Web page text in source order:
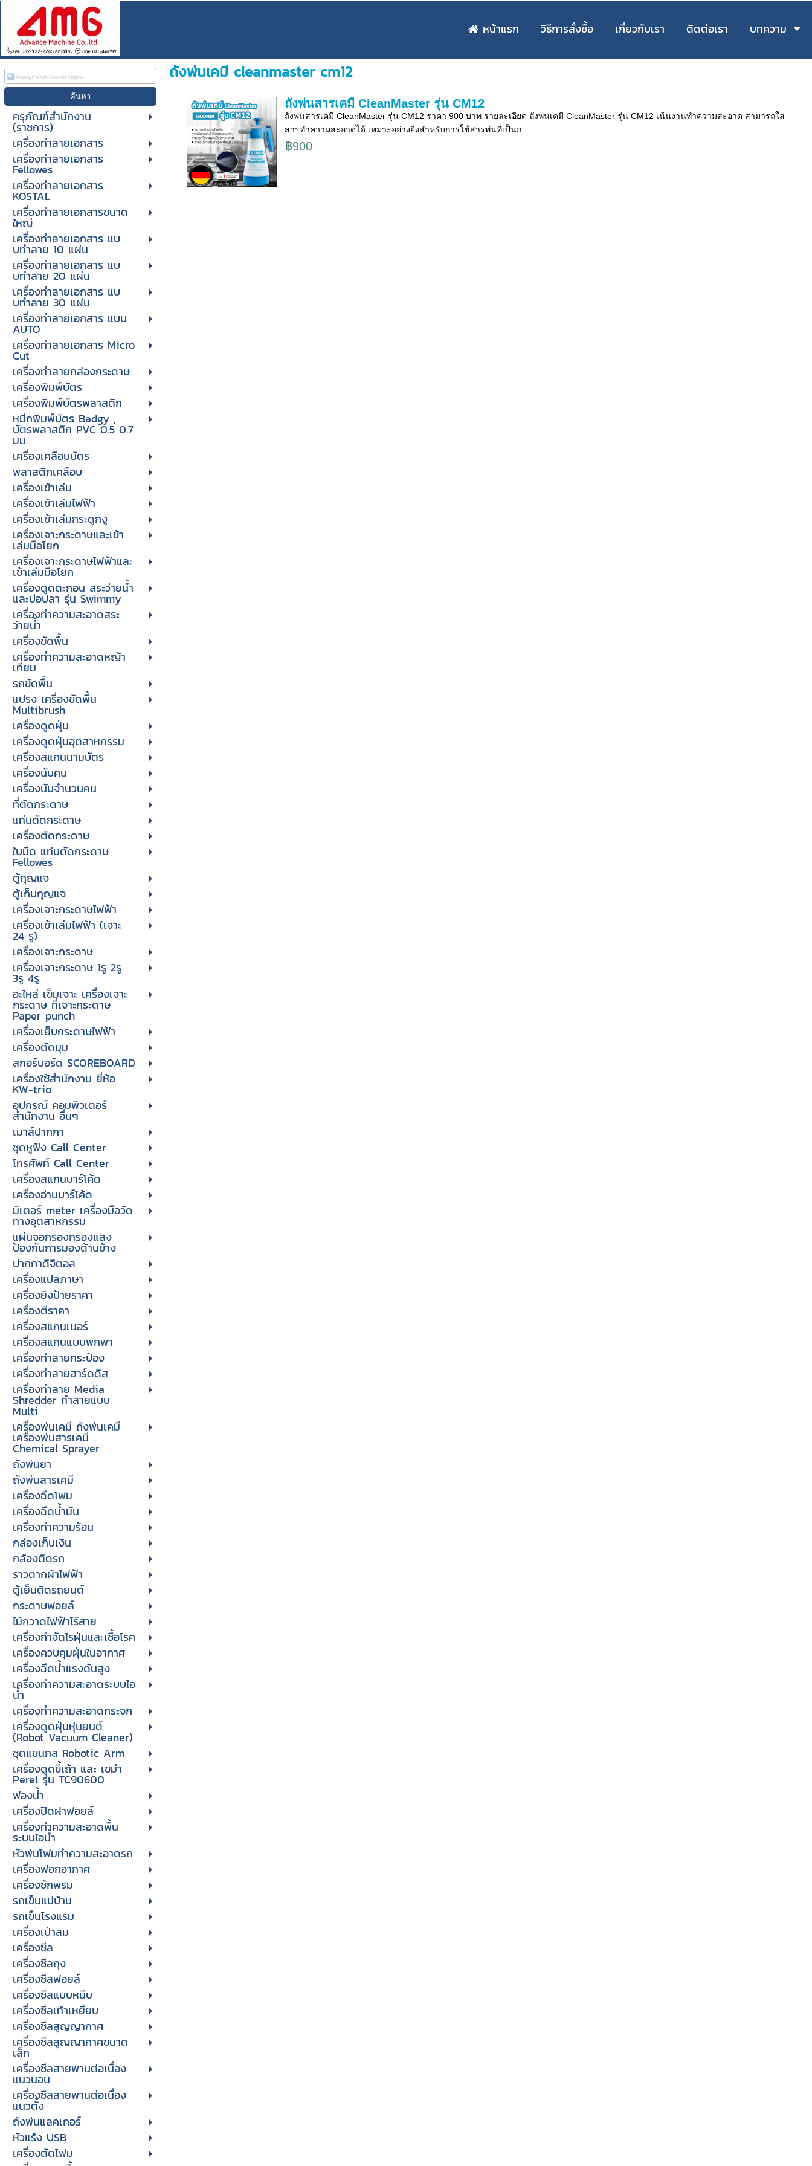
หน้าแรก วิธีการสั่งซื้อ เกี่ยวกับเรา ติดต่อเรา บทความ
ครุภัณฑ์สำนักงาน
(ราชการ)
เครื่องทำลายเอกสาร
เครื่องทำลายเอกสาร
Fellowes
เครื่องทำลายเอกสาร
KOSTAL
เครื่องทำลายเอกสารขนาด
ใหญ่
เครื่องทําลายเอกสาร แบ
บทําลาย 10 แผ่น
เครื่องทําลายเอกสาร แบ
บทําลาย 20 แผ่น
เครื่องทําลายเอกสาร แบ
บทําลาย 30 แผ่น
เครื่องทำลายเอกสาร แบบ
AUTO
เครื่องทำลายเอกสาร Micro
Cut
เครื่องทำลายกล่องกระดาษ
เครื่องพิมพ์บัตร
เครื่องพิมพ์บัตรพลาสติก
หมึกพิมพ์บัตร Badgy ,
บัตรพลาสติก PVC 0.5 0.7
มม.
เครื่องเคลือบบัตร
พลาสติกเคลือบ
เครื่องเข้าเล่ม
เครื่องเข้าเล่มไฟฟ้า
เครื่องเข้าเล่มกระดูกงู
เครื่องเจาะกระดาษและเข้า
เล่มมือโยก
เครื่องเจาะกระดาษไฟฟ้าและ
เข้าเล่มมือโยก
เครื่องดูดตะกอน สระว่ายน้ำ
และบ่อปลา รุ่น Swimmy
เครื่องทำความสะอาดสระ
ว่ายน้ำ
เครื่องขัดพื้น
เครื่องทำความสะอาดหญ้า
เทียม
รถขัดพื้น
แปรง เครื่องขัดพื้น
Multibrush
เครื่องดูดฝุ่น
เครื่องดูดฝุ่นอุตสาหกรรม
เครื่องสแกนนามบัตร
เครื่องนับคน
เครื่องนับจํานวนคน
ที่ตัดกระดาษ
แท่นตัดกระดาษ
เครื่องตัดกระดาษ
ใบมีด แท่นตัดกระดาษ
Fellowes
ตู้กุญแจ
ตู้เก็บกุญแจ
เครื่องเจาะกระดาษไฟฟ้า
เครื่องเข้าเล่มไฟฟ้า (เจาะ
24 รู)
เครื่องเจาะกระดาษ
เครื่องเจาะกระดาษ 1รู 2รู
3รู 4รู
อะไหล่ เข็มเจาะ เครื่องเจาะ
กระดาษ ที่เจาะกระดาษ
Paper punch
เครื่องเย็บกระดาษไฟฟ้า
เครื่องตัดมุม
สกอร์บอร์ด SCOREBOARD
เครื่องใช้สำนักงาน ยี่ห้อ
KW-trio
อุปกรณ์ คอมพิวเตอร์
สำนักงาน อื่นๆ
เมาส์ปากกา
ชุดหูฟัง Call Center
โทรศัพท์ Call Center
เครื่องสแกนบาร์โค้ด
เครื่องอ่านบาร์โค้ด
มิเตอร์ meter เครื่องมือวัด
ทางอุตสาหกรรม
แผ่นจอกรองกรองแสง
ป้องกันการมองด้านข้าง
ปากกาดิจิตอล
เครื่องแปลภาษา
เครื่องยิงป้ายราคา
เครื่องตีราคา
เครื่องสแกนเนอร์
เครื่องสแกนแบบพกพา
เครื่องทำลายกระป๋อง
เครื่องทำลายฮาร์ดดิส
เครื่องทำลาย Media
Shredder ทำลายแบบ
Multi
เครื่องพ่นเคมี ถังพ่นเคมี
เครื่องพ่นสารเคมี
Chemical Sprayer
ถังพ่นยา
ถังพ่นสารเคมี
เครื่องฉีดโฟม
เครื่องฉีดน้ำมัน
เครื่องทำความร้อน
กล่องเก็บเงิน
กล้องติดรถ
ราวตากผ้าไฟฟ้า
ตู้เย็นติดรถยนต์
กระดาษฟอยล์
ไม้กวาดไฟฟ้าไร้สาย
เครื่องกำจัดไรฝุ่นและเชื้อโรค
เครื่องควบคุมฝุ่นในอากาศ
เครื่องฉีดน้ำแรงดันสูง
เครื่องทำความสะอาดระบบไอ
น้ำ
เครื่องทำความสะอาดกระจก
เครื่องดูดฝุ่นหุ่นยนต์
(Robot Vacuum Cleaner)
ชุดแขนกล Robotic Arm
เครื่องดูดขี้เถ้า และ เขม่า
Perel รุ่น TC90600
ฟองน้ำ
เครื่องปิดฝาฟอยล์
เครื่องทำความสะอาดพื้น
ระบบไอน้ำ
หัวพ่นโฟมทำความสะอาดรถ
เครื่องฟอกอากาศ
เครื่องซักพรม
รถเข็นแม่บ้าน
รถเข็นโรงแรม
เครื่องเป่าลม
เครื่องซีล
เครื่องซีลถุง
เครื่องซีลฟอยล์
เครื่องซีลแบบหนีบ
เครื่องซีลเท้าเหยียบ
เครื่องซีลสูญญากาศ
เครื่องซีลสูญญากาศขนาด
เล็ก
เครื่องซีลสายพานต่อเนื่อง
แนวนอน
เครื่องซีลสายพานต่อเนื่อง
แนวตั้ง
ถังพ่นแลคเกอร์
หัวแร้ง USB
เครื่องตัดโฟม
ถังพ่นเคมี cleanmaster cm12
ถังพ่นสารเคมี CleanMaster รุ่น CM12
ถังพ่นสารเคมี CleanMaster รุ่น CM12 ราคา 900 บาท รายละเอียด ถังพ่นเคมี CleanMaster รุ่น CM12 เน้นงานทำความสะอาด สามารถใส่
สารทำความสะอาดได้ เหมาะอย่างยิ่งสำหรับการใช้สารพ่นที่เป็นก...
฿900